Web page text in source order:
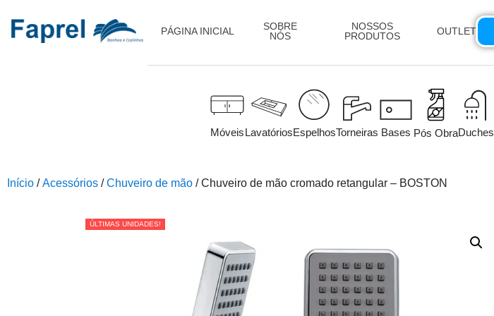
PÁGINA INICIAL
SOBRE
NÓS
NOSSOS
PRODUTOS
OUTLET
MóveisLavatóriosEspelhosTorneiras Bases Pós ObraDuches
Início /Acessórios /Chuveiro de mão / Chuveiro de mão cromado retangular – BOSTON
ÚLTIMAS UNIDADES!